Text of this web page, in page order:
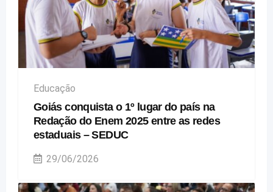
Educação
Goiás conquista o 1º lugar do país na
Redação do Enem 2025 entre as redes
estaduais – SEDUC
29/06/2026